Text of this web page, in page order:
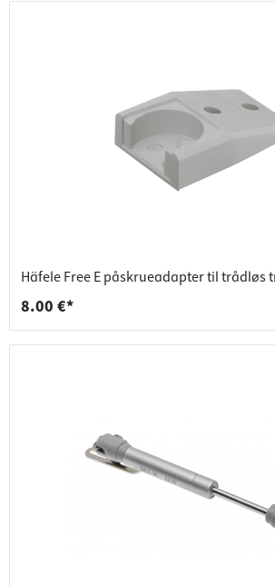
Häfele Free E påskrueadapter til trådløs
8.00 €*